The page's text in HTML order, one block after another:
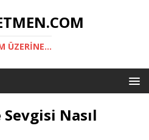
ÜZERINE...
Nasıl